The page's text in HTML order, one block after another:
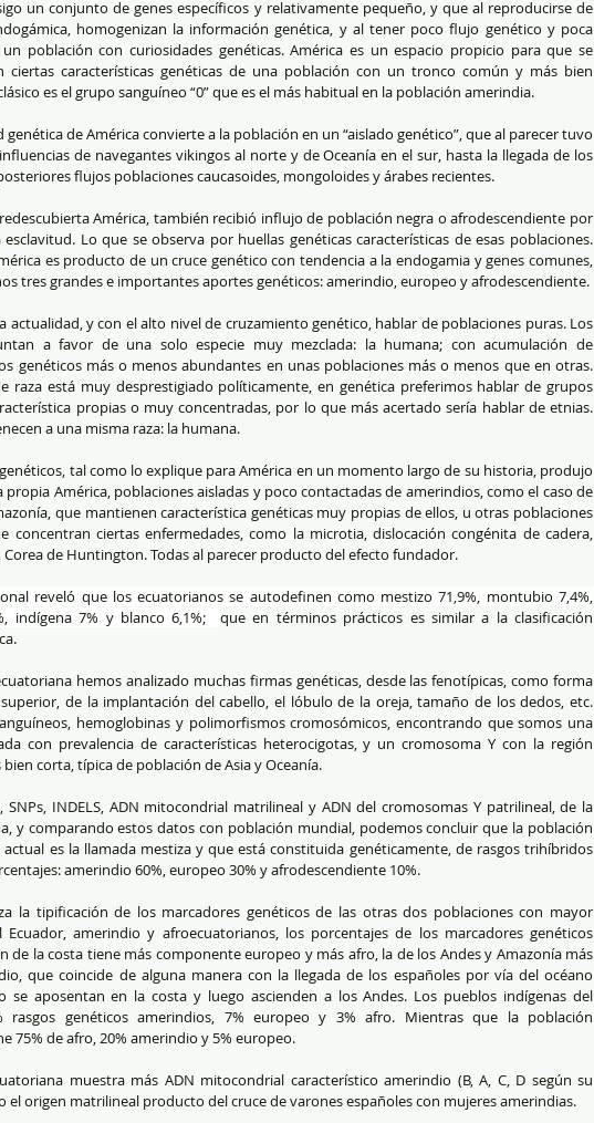
un conjunto de genes específicos y relativamente pequeño, y que al reproducirse de
homogenizan la información genética, y al tener poco flujo genético y poca
población con curiosidades genéticas. América es un espacio propicio para que se
ciertas características genéticas de una población con un tronco común y más bien
es el grupo sanguíneo “0” que es el más habitual en la población amerindia.
genética de América convierte a la población en un “aislado genético”, que al parecer tuvo
de navegantes vikingos al norte y de Oceanía en el sur, hasta la llegada de los
flujos poblaciones caucasoides, mongoloides y árabes recientes.
América, también recibió influjo de población negra o afrodescendiente por
Lo que se observa por huellas genéticas características de esas poblaciones.
es producto de un cruce genético con tendencia a la endogamia y genes comunes,
tres grandes e importantes aportes genéticos: amerindio, europeo y afrodescendiente.
actualidad, y con el alto nivel de cruzamiento genético, hablar de poblaciones puras. Los
a favor de una solo especie muy mezclada: la humana; con acumulación de
genéticos más o menos abundantes en unas poblaciones más o menos que en otras.
raza está muy desprestigiado políticamente, en genética preferimos hablar de grupos
propias o muy concentradas, por lo que más acertado sería hablar de etnias.
a una misma raza: la humana.
tal como lo explique para América en un momento largo de su historia, produjo
América, poblaciones aisladas y poco contactadas de amerindios, como el caso de
que mantienen característica genéticas muy propias de ellos, u otras poblaciones
concentran ciertas enfermedades, como la microtia, dislocación congénita de cadera,
Corea de Huntington. Todas al parecer producto del efecto fundador.
reveló que los ecuatorianos se autodefinen como mestizo 71,9%, montubio 7,4%,
indígena 7% y blanco 6,1%; que en términos prácticos es similar a la clasificación
hemos analizado muchas firmas genéticas, desde las fenotípicas, como forma
de la implantación del cabello, el lóbulo de la oreja, tamaño de los dedos, etc.
hemoglobinas y polimorfismos cromosómicos, encontrando que somos una
con prevalencia de características heterocigotas, y un cromosoma Y con la región
corta, típica de población de Asia y Oceanía.
SNPs, INDELS, ADN mitocondrial matrilineal y ADN del cromosomas Y patrilineal, de la
y comparando estos datos con población mundial, podemos concluir que la población
es la llamada mestiza y que está constituida genéticamente, de rasgos trihíbridos
amerindio 60%, europeo 30% y afrodescendiente 10%.
la tipificación de los marcadores genéticos de las otras dos poblaciones con mayor
Ecuador, amerindio y afroecuatorianos, los porcentajes de los marcadores genéticos
de la costa tiene más componente europeo y más afro, la de los Andes y Amazonía más
que coincide de alguna manera con la llegada de los españoles por vía del océano
se aposentan en la costa y luego ascienden a los Andes. Los pueblos indígenas del
rasgos genéticos amerindios, 7% europeo y 3% afro. Mientras que la población
75% de afro, 20% amerindio y 5% europeo.
muestra más ADN mitocondrial característico amerindio (B, A, C, D según su
el origen matrilineal producto del cruce de varones españoles con mujeres amerindias.